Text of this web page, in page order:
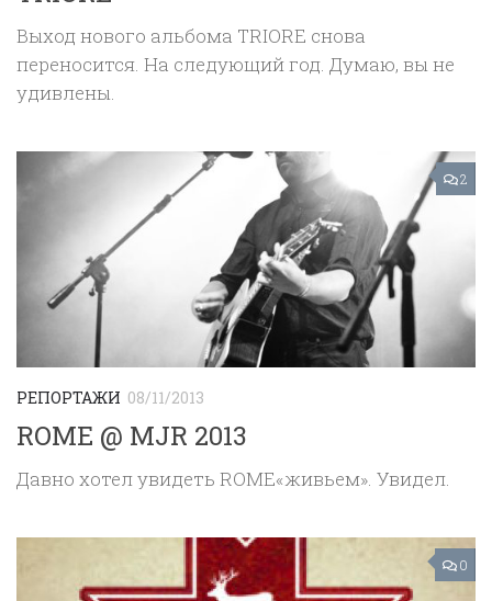
Выход нового альбома TRIORE снова
переносится. На следующий год. Думаю, вы не
удивлены.
2
РЕПОРТАЖИ 08/11/2013
ROME @ MJR 2013
Давно хотел увидеть ROME«живьем». Увидел.
0